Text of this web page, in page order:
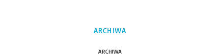
ARCHIWA
ARCHIWA